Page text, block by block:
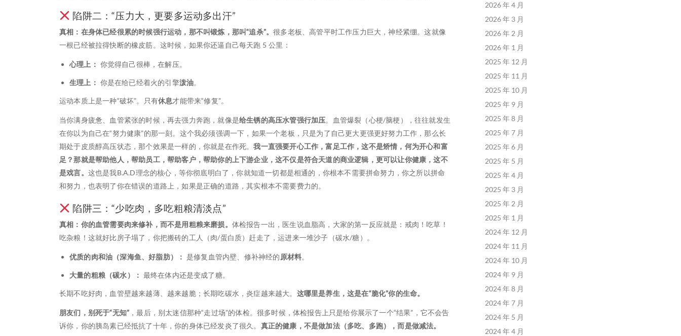
陷阱二：“压力大，更要多运动多出汗”
真相：在身体已经很累的时候强行运动，那不叫锻炼，那叫“追杀”。很多老板、高管平时工作压力巨大，神经紧绷。这就像
一根已经被拉得快断的橡皮筋。这时候，如果你还逼自己每天跑 5 公里：
心理上： 你觉得自己很棒，在解压。
生理上： 你是在给已经着火的引擎泼油。
运动本质上是一种“破坏”。只有休息才能带来“修复”。
当你满身疲惫、血管紧张的时候，再去强力奔跑，就像是给生锈的高压水管强行加压。血管爆裂（心梗/脑梗），往往就发生
在你以为自己在“努力健康”的那一刻。这个我必须强调一下，如果一个老板，只是为了自己更大更强更好努力工作，那么长
期处于皮质醇高压状态，那个效果是一样的，你就是在作死。我一直强要开心工作，富足工作，这不是矫情，何为开心和富
足？那就是帮助他人，帮助员工，帮助客户，帮助你的上下游企业，这不仅是符合天道的商业逻辑，更可以让你健康，这不
是戏言。 这也是我B.A.D理念的核心，等你彻底明白了，你就知道一切都是相通的，你根本不需要拼命努力，你之所以拼命
和努力，也表明了你在错误的道路上，如果是正确的道路，其实根本不需要费力的。
陷阱三：“少吃肉，多吃粗粮清淡点”
真相：你的血管需要肉来修补，而不是用粗粮来磨损。 体检报告一出，医生说血脂高，大家的第一反应就是：戒肉！吃草！
吃杂粮！这就好比房子塌了，你把搬砖的工人（肉/蛋白质）赶走了，运进来一堆沙子（碳水/糖）。
优质的肉和油（深海鱼、好脂肪）： 是修复血管内壁、修补神经的 原材料。
大量的粗粮（碳水）： 最终在体内还是变成了糖。
长期不吃好肉，血管壁越来越薄、越来越脆；长期吃碳水，炎症越来越大。 这哪里是养生，这是在“脆化”你的生命。
朋友们，别死于“无知” ，最后，别太迷信那种“走过场”的体检。很多时候，体检报告上只是给你展示了一个“结果”，它不会告
诉你，你的胰岛素已经抵抗了十年，你的身体已经发炎了很久。 真正的健康，不是做加法（多吃、多跑），而是做减法。
2026 年 4 月
2026 年 3 月
2026 年 2 月
2026 年 1 月
2025 年 12 月
2025 年 11 月
2025 年 10 月
2025 年 9 月
2025 年 8 月
2025 年 7 月
2025 年 6 月
2025 年 5 月
2025 年 4 月
2025 年 3 月
2025 年 2 月
2025 年 1 月
2024 年 12 月
2024 年 11 月
2024 年 10 月
2024 年 9 月
2024 年 8 月
2024 年 7 月
2024 年 5 月
2024 年 4 月